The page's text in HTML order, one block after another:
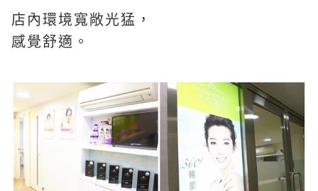
店內環境寬敞光猛，
感覺舒適。